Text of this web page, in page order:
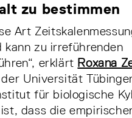
zu bestimmen
Art
zu irreführenden
erklärt Roxana
Universität
für biologische
dass die